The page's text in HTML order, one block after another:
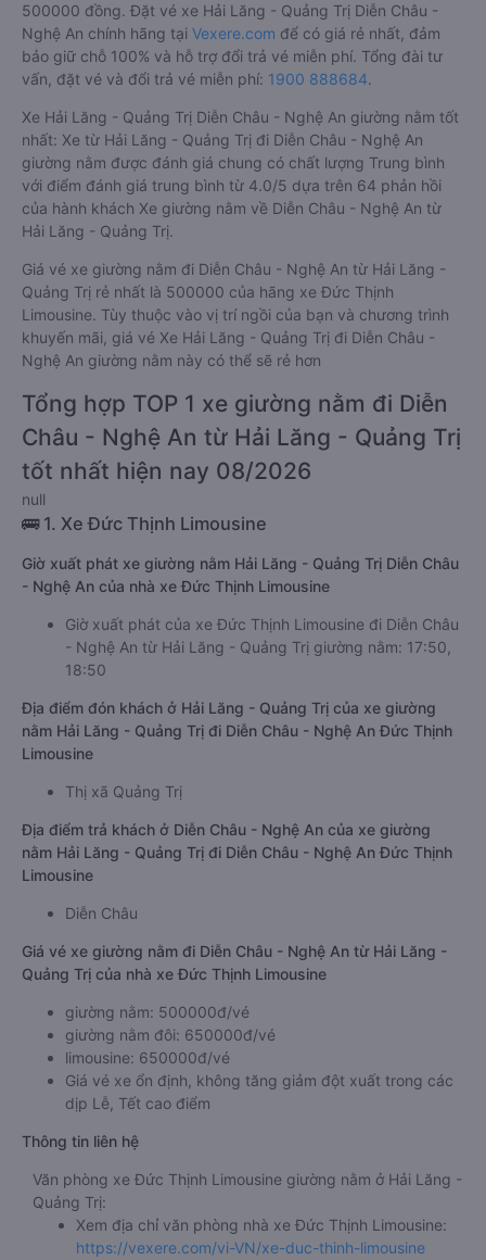
500000 đồng. Đặt vé xe Hải Lăng - Quảng Trị Diễn Châu -
Nghệ An chính hãng tại Vexere.com để có giá rẻ nhất, đảm
bảo giữ chỗ 100% và hỗ trợ đổi trả vé miễn phí. Tổng đài tư
vấn, đặt vé và đổi trả vé miễn phí: 1900 888684.
Xe Hải Lăng - Quảng Trị Diễn Châu - Nghệ An giường nằm tốt
nhất: Xe từ Hải Lăng - Quảng Trị đi Diễn Châu - Nghệ An
giường nằm được đánh giá chung có chất lượng Trung bình
với điểm đánh giá trung bình từ 4.0/5 dựa trên 64 phản hồi
của hành khách Xe giường nằm về Diễn Châu - Nghệ An từ
Hải Lăng - Quảng Trị.
Giá vé xe giường nằm đi Diễn Châu - Nghệ An từ Hải Lăng -
Quảng Trị rẻ nhất là 500000 của hãng xe Đức Thịnh
Limousine. Tùy thuộc vào vị trí ngồi của bạn và chương trình
khuyến mãi, giá vé Xe Hải Lăng - Quảng Trị đi Diễn Châu -
Nghệ An giường nằm này có thể sẽ rẻ hơn
Tổng hợp TOP 1 xe giường nằm đi Diễn
Châu - Nghệ An từ Hải Lăng - Quảng Trị
tốt nhất hiện nay 08/2026
null
🚌 1. Xe Đức Thịnh Limousine
Giờ xuất phát xe giường nằm Hải Lăng - Quảng Trị Diễn Châu
- Nghệ An của nhà xe Đức Thịnh Limousine
Giờ xuất phát của xe Đức Thịnh Limousine đi Diễn Châu
- Nghệ An từ Hải Lăng - Quảng Trị giường nằm: 17:50,
18:50
Địa điểm đón khách ở Hải Lăng - Quảng Trị của xe giường
nằm Hải Lăng - Quảng Trị đi Diễn Châu - Nghệ An Đức Thịnh
Limousine
Thị xã Quảng Trị
Địa điểm trả khách ở Diễn Châu - Nghệ An của xe giường
nằm Hải Lăng - Quảng Trị đi Diễn Châu - Nghệ An Đức Thịnh
Limousine
Diễn Châu
Giá vé xe giường nằm đi Diễn Châu - Nghệ An từ Hải Lăng -
Quảng Trị của nhà xe Đức Thịnh Limousine
giường nằm: 500000đ/vé
giường nằm đôi: 650000đ/vé
limousine: 650000đ/vé
Giá vé xe ổn định, không tăng giảm đột xuất trong các
dịp Lễ, Tết cao điểm
Thông tin liên hệ
Văn phòng xe Đức Thịnh Limousine giường nằm ở Hải Lăng -
Quảng Trị:
Xem địa chỉ văn phòng nhà xe Đức Thịnh Limousine:
https://vexere.com/vi-VN/xe-duc-thinh-limousine